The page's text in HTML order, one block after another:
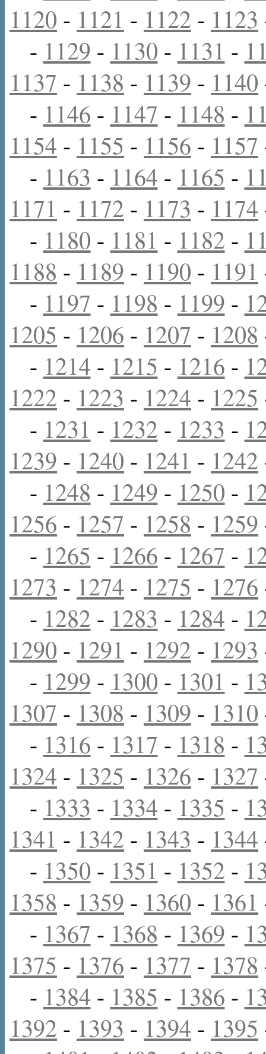
1120 - 1121 - 1122 - 1123
- 1129 - 1130 - 1131 -
1137 - 1138 - 1139 - 1140
- 1146 - 1147 - 1148 -
1154 - 1155 - 1156 - 1157
- 1163 - 1164 - 1165 -
1171 - 1172 - 1173 - 1174
- 1180 - 1181 - 1182 -
1188 - 1189 - 1190 - 1191
- 1197 - 1198 - 1199 -
1205 - 1206 - 1207 - 1208
- 1214 - 1215 - 1216 -
1222 - 1223 - 1224 - 1225
- 1231 - 1232 - 1233 -
1239 - 1240 - 1241 - 1242
- 1248 - 1249 - 1250 -
1256 - 1257 - 1258 - 1259
- 1265 - 1266 - 1267 -
1273 - 1274 - 1275 - 1276
- 1282 - 1283 - 1284 -
1290 - 1291 - 1292 - 1293
- 1299 - 1300 - 1301 -
1307 - 1308 - 1309 - 1310
- 1316 - 1317 - 1318 -
1324 - 1325 - 1326 - 1327
- 1333 - 1334 - 1335 -
1341 - 1342 - 1343 - 1344
- 1350 - 1351 - 1352 -
1358 - 1359 - 1360 - 1361
- 1367 - 1368 - 1369 -
1375 - 1376 - 1377 - 1378
- 1384 - 1385 - 1386 -
1392 - 1393 - 1394 - 1395